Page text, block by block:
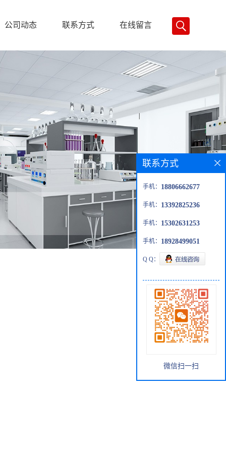
公司动态 联系方式 在线留言
联系方式
手机： 18806662677
手机： 13392825236
手机： 15302631253
手机： 18928499051
Q Q：
微信扫一扫